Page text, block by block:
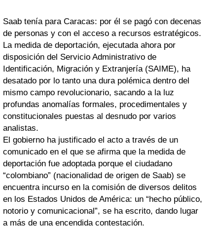
Saab tenía para Caracas: por él se pagó con decenas
de personas y con el acceso a recursos estratégicos.
La medida de deportación, ejecutada ahora por
disposición del Servicio Administrativo de
Identificación, Migración y Extranjería (SAIME), ha
desatado por lo tanto una dura polémica dentro del
mismo campo revolucionario, sacando a la luz
profundas anomalías formales, procedimentales y
constitucionales puestas al desnudo por varios
analistas.
El gobierno ha justificado el acto a través de un
comunicado en el que se afirma que la medida de
deportación fue adoptada porque el ciudadano
“colombiano” (nacionalidad de origen de Saab) se
encuentra incurso en la comisión de diversos delitos
en los Estados Unidos de América: un “hecho público,
notorio y comunicacional”, se ha escrito, dando lugar
a más de una encendida contestación.